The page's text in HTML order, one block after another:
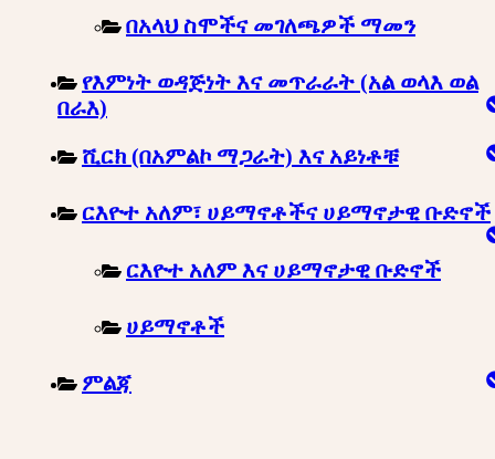
በአላህ ስሞችና መገለጫዎች ማመን
የእምነት ወዳጅነት እና መጥራራት (አል ወላእ ወል
በራእ)
ሺርክ (በአምልኮ ማጋራት) እና አይነቶቹ
ርእዮተ አለም፣ ሀይማኖቶችና ሀይማኖታዊ ቡድኖች
ርእዮተ አለም እና ሀይማኖታዊ ቡድኖች
ሀይማኖቶች
ምልጃ